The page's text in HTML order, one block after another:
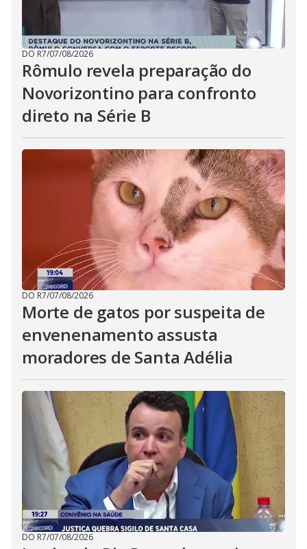
DO R7/07/08/2026
Rômulo revela preparação do
Novorizontino para confronto
direto na Série B
DO R7/07/08/2026
Morte de gatos por suspeita de
envenenamento assusta
moradores de Santa Adélia
DO R7/07/08/2026